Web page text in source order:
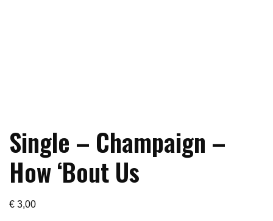
Single – Champaign –
How ‘Bout Us
€ 3,00